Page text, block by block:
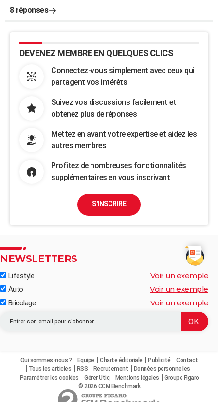
8 réponses
DEVENEZ MEMBRE EN QUELQUES CLICS
Connectez-vous simplement avec ceux qui
partagent vos intérêts
Suivez vos discussions facilement et
obtenez plus de réponses
Mettez en avant votre expertise et aidez les
autres membres
Profitez de nombreuses fonctionnalités
supplémentaires en vous inscrivant
S'INSCRIRE
NEWSLETTERS
Lifestyle Voir un exemple
Auto Voir un exemple
Bricolage Voir un exemple
Qui sommes-nous ? Equipe Charte éditoriale Publicité
Contact
Tous les articles
RSS Recrutement
Données personnelles
Paramétrer les cookies
Gérer Utiq Mentions légales
Groupe Figaro
© 2026 CCM Benchmark